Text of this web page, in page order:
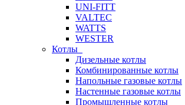
UNI-FITT
VALTEC
WATTS
WESTER
Котлы
Дизельные котлы
Комбинированные котлы
Напольные газовые котлы
Настенные газовые котлы
Промышленные котлы